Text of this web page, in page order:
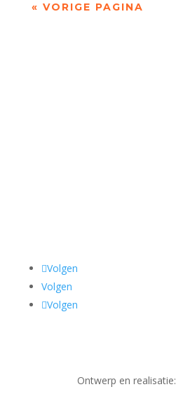
« VORIGE PAGINA
Volgen
Volgen
Volgen
Ontwerp en realisatie: